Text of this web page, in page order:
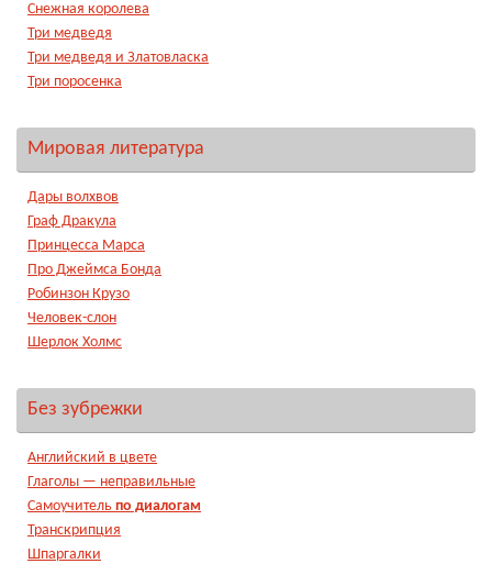
Снежная королева
Три медведя
Три медведя и Златовласка
Три поросенка
Мировая литература
Дары волхвов
Граф Дракула
Принцесса Марса
Про Джеймса Бонда
Робинзон Крузо
Человек-слон
Шерлок Холмс
Без зубрежки
Английский в цвете
Глаголы — неправильные
Самоучитель по диалогам
Транскрипция
Шпаргалки